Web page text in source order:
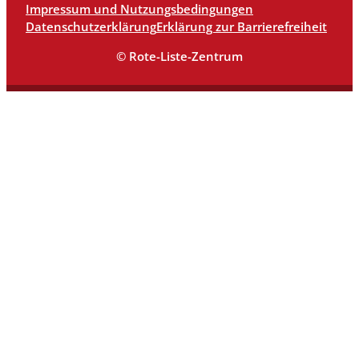
Impressum und Nutzungsbedingungen
DatenschutzerklärungErklärung zur Barrierefreiheit
© Rote-Liste-Zentrum